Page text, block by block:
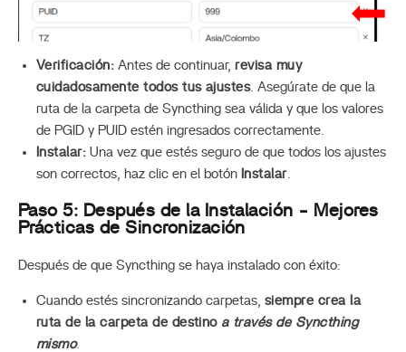
Verificación: Antes de continuar,revisa muy
cuidadosamente todos tus ajustes. Asegúrate de que la
ruta de la carpeta de Syncthing sea válida y que los valores
de PGID y PUID estén ingresados correctamente.
Instalar: Una vez que estés seguro de que todos los ajustes
son correctos, haz clic en el botón Instalar.
Paso 5: Después de la Instalación - Mejores
Prácticas de Sincronización
Después de que Syncthing se haya instalado con éxito:
Cuando estés sincronizando carpetas, siempre crea la
ruta de la carpeta de destino a través de Syncthing
mismo.